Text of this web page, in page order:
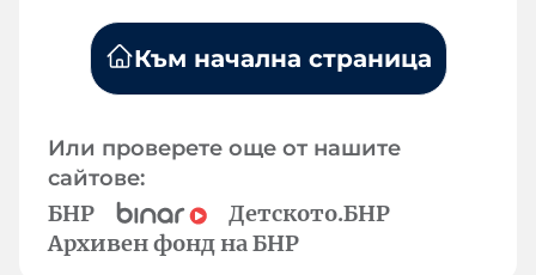
Към начална страница
Или проверете още от нашите
сайтове:
БНР
Детското.БНР
Архивен фонд на БНР